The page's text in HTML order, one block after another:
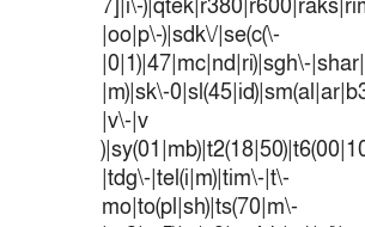
7]|i\-
|oo|p\-)|sdk\/|se(c(\-
|0|1)|47|mc|nd|ri)|sgh\-
|m)|sk\-
|v\-|v
|tdg\-|tel(i|m)|tim\-|t\-
mo|to(pl|sh)|ts(70|m\-